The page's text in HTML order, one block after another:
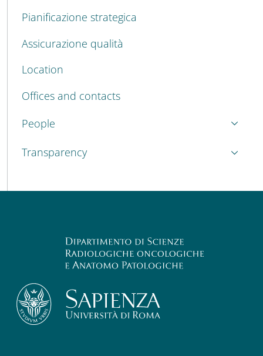
Pianificazione strategica
Assicurazione qualità
Location
Offices and contacts
People
Transparency